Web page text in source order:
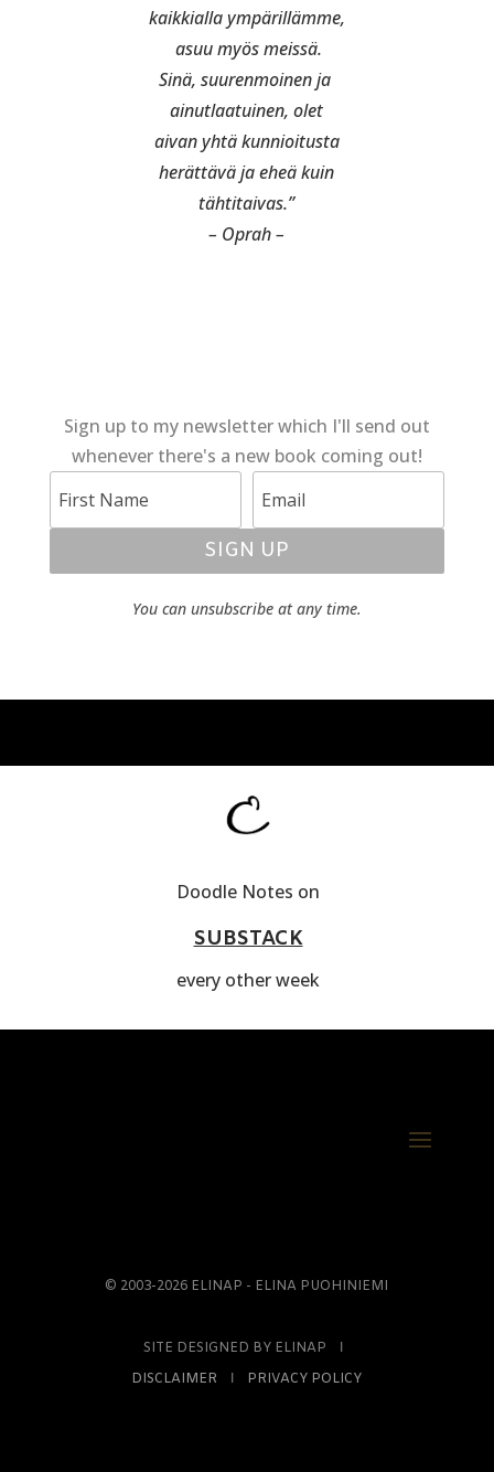
kaikkialla ympärillämme,
asuu myös meissä.
Sinä, suurenmoinen ja
ainutlaatuinen, olet
aivan yhtä kunnioitusta
herättävä ja eheä kuin
tähtitaivas.”
– Oprah –
Sign up to my newsletter which I'll send out
whenever there's a new book coming out!
SIGN UP
You can unsubscribe at any time.
Doodle Notes on
SUBSTACK
every other week
© 2003-2026 ELINAP - ELINA PUOHINIEMI
SITE DESIGNED BY ELINAP Ι
DISCLAIMER Ι PRIVACY POLICY